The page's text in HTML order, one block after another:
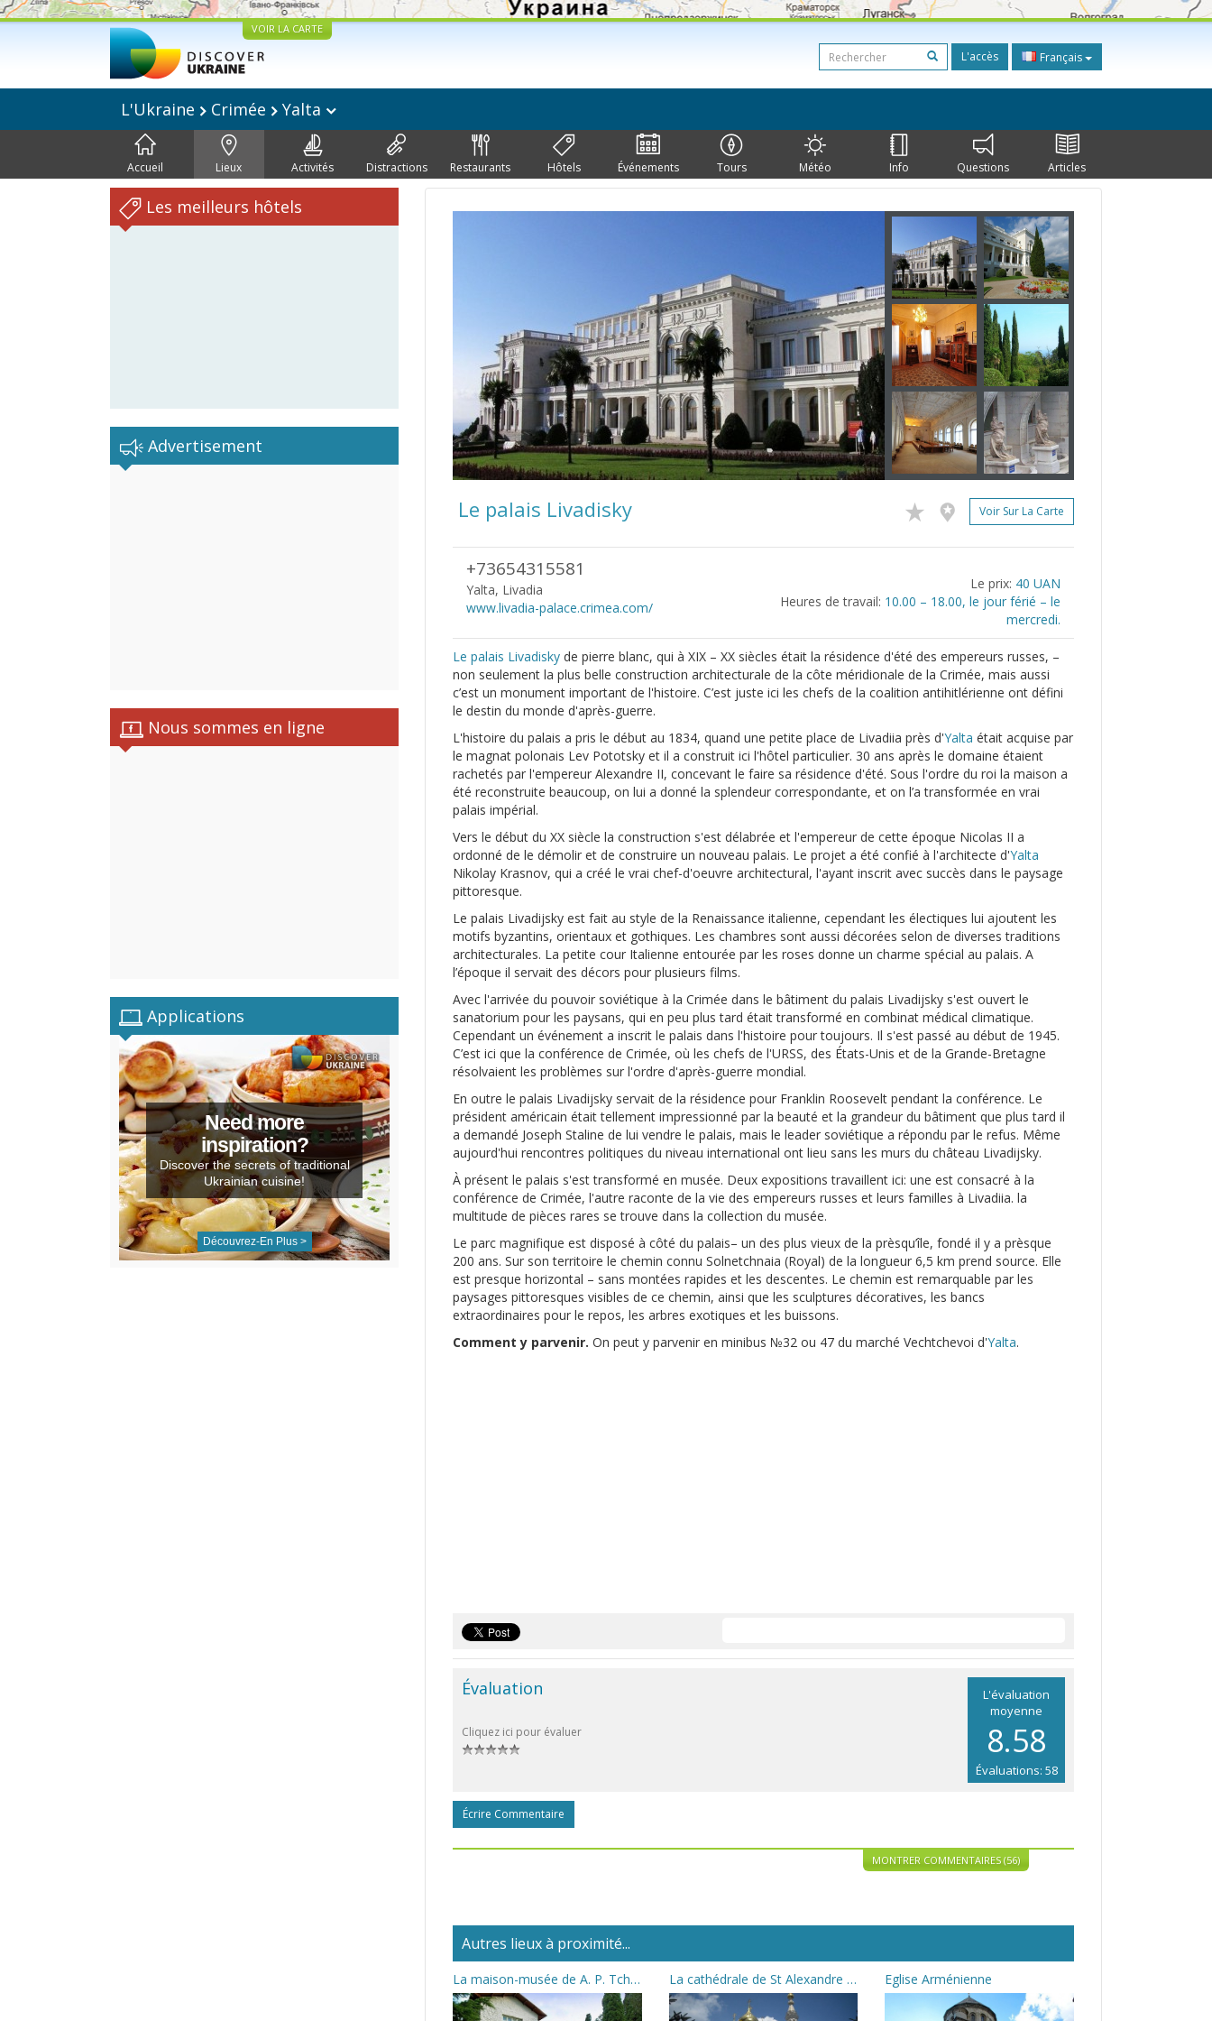
VOIR LA CARTE
L'accès Français
L'Ukraine Crimée Yalta
Accueil Lieux Activités Distractions Restaurants Hôtels Événements Tours Météo Info Questions Articles
Les meilleurs hôtels
Advertisement
Nous sommes en ligne
Applications
Need more
inspiration?
Discover the secrets of traditional
Ukrainian cuisine!
Découvrez-En Plus >
Le palais Livadisky Voir Sur La Carte
+73654315581
Yalta, Livadia
www.livadia-palace.crimea.com/
Le prix: 40 UAN
Heures de travail: 10.00 – 18.00, le jour férié – le
mercredi.
Le palais Livadisky de pierre blanc, qui à XIX – XX siècles était la résidence d'été des empereurs russes, –
non seulement la plus belle construction architecturale de la côte méridionale de la Crimée, mais aussi
c’est un monument important de l'histoire. C’est juste ici les chefs de la coalition antihitlérienne ont défini
le destin du monde d'après-guerre.
L'histoire du palais a pris le début au 1834, quand une petite place de Livadiia près d'Yalta était acquise par
le magnat polonais Lev Pototsky et il a construit ici l'hôtel particulier. 30 ans après le domaine étaient
rachetés par l'empereur Alexandre II, concevant le faire sa résidence d'été. Sous l'ordre du roi la maison a
été reconstruite beaucoup, on lui a donné la splendeur correspondante, et on l’a transformée en vrai
palais impérial.
Vers le début du XX siècle la construction s'est délabrée et l'empereur de cette époque Nicolas II a
ordonné de le démolir et de construire un nouveau palais. Le projet a été confié à l'architecte d'Yalta
Nikolay Krasnov, qui a créé le vrai chef-d'oeuvre architectural, l'ayant inscrit avec succès dans le paysage
pittoresque.
Le palais Livadijsky est fait au style de la Renaissance italienne, cependant les électiques lui ajoutent les
motifs byzantins, orientaux et gothiques. Les chambres sont aussi décorées selon de diverses traditions
architecturales. La petite cour Italienne entourée par les roses donne un charme spécial au palais. A
l’époque il servait des décors pour plusieurs films.
Avec l'arrivée du pouvoir soviétique à la Crimée dans le bâtiment du palais Livadijsky s'est ouvert le
sanatorium pour les paysans, qui en peu plus tard était transformé en combinat médical climatique.
Cependant un événement a inscrit le palais dans l'histoire pour toujours. Il s'est passé au début de 1945.
C’est ici que la conférence de Crimée, où les chefs de l'URSS, des États-Unis et de la Grande-Bretagne
résolvaient les problèmes sur l'ordre d'après-guerre mondial.
En outre le palais Livadijsky servait de la résidence pour Franklin Roosevelt pendant la conférence. Le
président américain était tellement impressionné par la beauté et la grandeur du bâtiment que plus tard il
a demandé Joseph Staline de lui vendre le palais, mais le leader soviétique a répondu par le refus. Même
aujourd'hui rencontres politiques du niveau international ont lieu sans les murs du château Livadijsky.
À présent le palais s'est transformé en musée. Deux expositions travaillent ici: une est consacré à la
conférence de Crimée, l'autre raconte de la vie des empereurs russes et leurs familles à Livadiia. la
multitude de pièces rares se trouve dans la collection du musée.
Le parc magnifique est disposé à côté du palais– un des plus vieux de la prèsqu’île, fondé il y a prèsque
200 ans. Sur son territoire le chemin connu Solnetchnaia (Royal) de la longueur 6,5 km prend source. Elle
est presque horizontal – sans montées rapides et les descentes. Le chemin est remarquable par les
paysages pittoresques visibles de ce chemin, ainsi que les sculptures décoratives, les bancs
extraordinaires pour le repos, les arbres exotiques et les buissons.
Comment y parvenir. On peut y parvenir en minibus №32 ou 47 du marché Vechtchevoi d'Yalta.
L'évaluation
moyenne
8.58
Évaluations: 58
Évaluation
Cliquez ici pour évaluer
Écrire Commentaire
MONTRER COMMENTAIRES (56)
Autres lieux à proximité...
La maison-musée de A. P. Tchekhov La cathédrale de St Alexandre Nevsky Eglise Arménienne